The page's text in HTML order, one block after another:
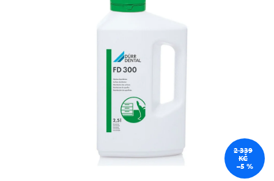
2 339
KČ
–5 %